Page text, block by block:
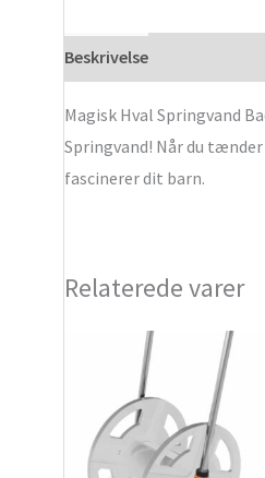
Beskrivelse
Magisk Hval Springvand
Springvand! Når du
fascinerer dit barn.
Relaterede varer